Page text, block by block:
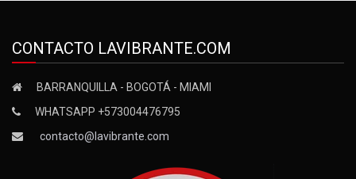
CONTACTO LAVIBRANTE.COM
BARRANQUILLA - BOGOTÁ - MIAMI
WHATSAPP +573004476795
contacto@lavibrante.com